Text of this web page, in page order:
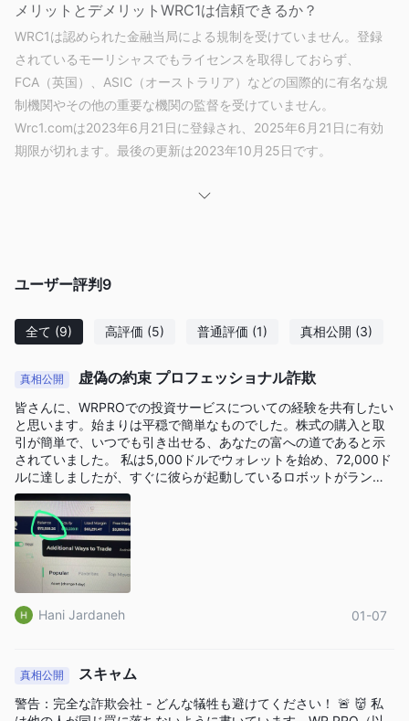
メリットとデメリット WRC1は信頼できるか？
WRC1は認められた金融当局による規制を受けていません。登録
されているモーリシャスでもライセンスを取得しておらず、
FCA（英国）、ASIC（オーストラリア）などの国際的に有名な規
制機関やその他の重要な機関の監督を受けていません。
Wrc1.comは2023年6月21日に登録され、2025年6月21日に有効
期限が切れます。最後の更新は2023年10月25日です。
WRC1で取引できるものは何ですか？
WrProは、経験のレベルに応じてトレーダー向けにデザインされ
た5つのライブアカウントを提供しています。ダイヤモンド、ゴ
ールド、シルバー、ブロンズ、クラシックのアカウントがありま
いませんが、デモアカウントは利用可能です。
レバレッジ
クラシックアカウントでは最大100倍のレバレッジを提供してお
り、ダイヤモンドアカウントでは最大500倍のレバレッジを提供
しています。これにより、トレーダーはリスク許容度とトレード
プランに応じて柔軟に選択することができます。
WRC1手数料
WRC1の取引手数料は通常よりも高く、特に初心者向けの口座に
ドを持っています。例えば、プレミアム口座ではEUR/USDのスプ
レッドは16 PIPSまで低くなりますが、BTC/USDは4000 PIPSか
ユーザー評判 9
全て (9) 高評価 (5) 普通評価 (1) 真相公開 (3)
真相公開 虚偽の約束 プロフェッショナル詐欺
皆さんに、WRPROでの投資サービスについての経験を共有したい
と思います。始まりは平穏で簡単なものでした。株式の購入と取
引が簡単で、いつでも引き出せる、あなたの富への道であると示
されていました。 私は5,000ドルでウォレットを始め、72,000ド
ルに達しましたが、すぐに彼らが起動しているロボットがランダ
ムに動作し始め、多数の取引を開始・終了することでウォレット
の損失につながることに気づきました。そして、毎回、彼らから
口座にさらに資金を入れるよう要求されました。 その後、彼らは
気遣いと熱意を示すために、自分たちの側から資金を追加して口
座を回復させ、何年も取引を続けるように縛り付け、彼らが自分
の資金を回収するまであなたを奴隷のように扱おうとしました。
皆さん、この投資に参加したいなら、各ポイントを理解するよう
に注意し、確実に知り、理解してください。 取引相手の身元証
失った。
Hani Jardaneh 01-07
真相公開 スキャム
警告：完全な詐欺会社 - どんな犠牲も避けてください！ 🚨 👹 私